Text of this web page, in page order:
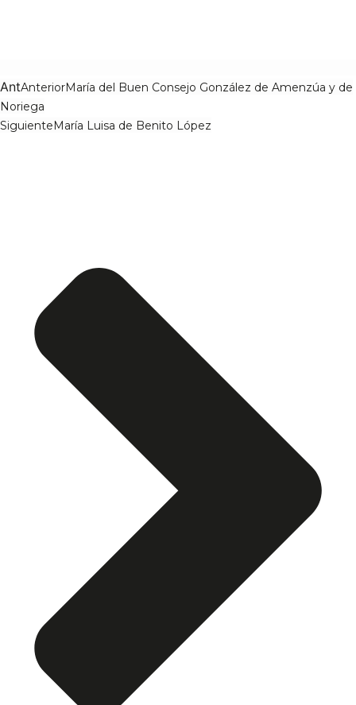
AntAnteriorMaría del Buen Consejo González de Amenzúa y de
Noriega
SiguienteMaría Luisa de Benito López